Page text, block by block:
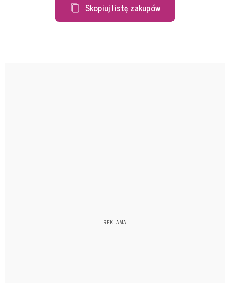
Skopiuj listę zakupów